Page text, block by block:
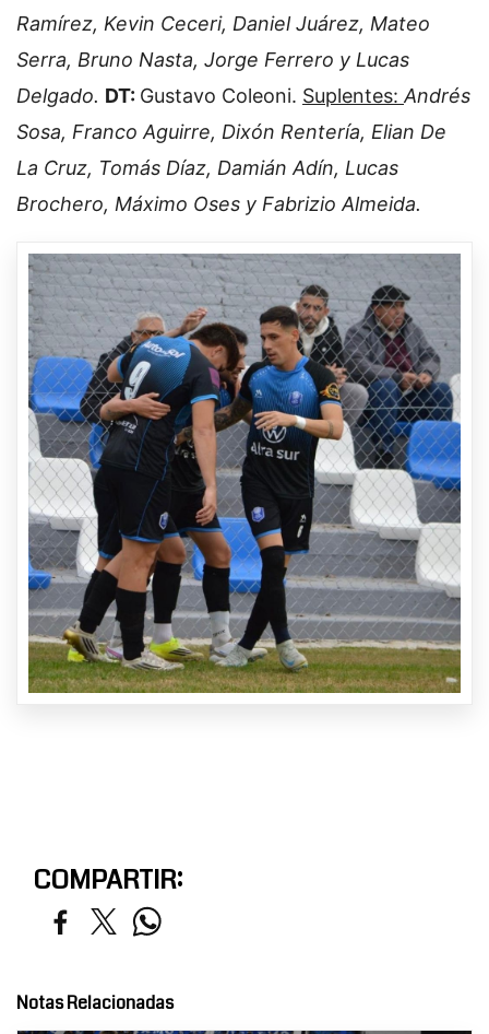
Ramírez, Kevin Ceceri, Daniel Juárez, Mateo
Serra, Bruno Nasta, Jorge Ferrero y Lucas
Delgado. DT: Gustavo Coleoni. Suplentes: Andrés
Sosa, Franco Aguirre, Dixón Rentería, Elian De
La Cruz, Tomás Díaz, Damián Adín, Lucas
Brochero, Máximo Oses y Fabrizio Almeida.
COMPARTIR:
Notas Relacionadas